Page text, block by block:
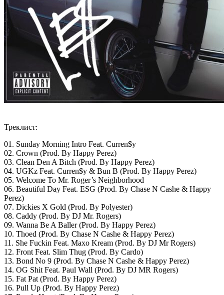
Треклист:
01. Sunday Morning Intro Feat. Curren$y
02. Crown (Prod. By Happy Perez)
03. Clean Den A Bitch (Prod. By Happy Perez)
04. UGKz Feat. Curren$y & Bun B (Prod. By Happy Perez)
05. Welcome To Mr. Roger’s Neighborhood
06. Beautiful Day Feat. ESG (Prod. By Chase N Cashe & Happy
Perez)
07. Dickies X Gold (Prod. By Polyester)
08. Caddy (Prod. By DJ Mr. Rogers)
09. Wanna Be A Baller (Prod. By Happy Perez)
10. Thoed (Prod. By Chase N Cashe & Happy Perez)
11. She Fuckin Feat. Maxo Kream (Prod. By DJ Mr Rogers)
12. Front Feat. Slim Thug (Prod. By Cardo)
13. Bond No 9 (Prod. By Chase N Cashe & Happy Perez)
14. OG Shit Feat. Paul Wall (Prod. By DJ MR Rogers)
15. Fat Pat (Prod. By Happy Perez)
16. Pull Up (Prod. By Happy Perez)